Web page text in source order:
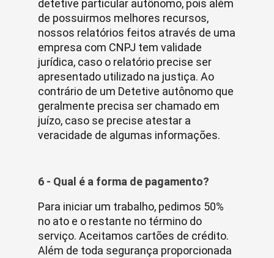
detetive particular autônomo, pois além
de possuirmos melhores recursos,
nossos relatórios feitos através de uma
empresa com CNPJ tem validade
jurídica, caso o relatório precise ser
apresentado utilizado na justiça. Ao
contrário de um Detetive autônomo que
geralmente precisa ser chamado em
juízo, caso se precise atestar a
veracidade de algumas informações.
6 - Qual é a forma de pagamento?
Para iniciar um trabalho, pedimos 50%
no ato e o restante no término do
serviço. Aceitamos cartões de crédito.
Além de toda segurança proporcionada